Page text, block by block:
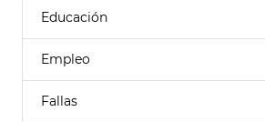
Educación
Empleo
Fallas